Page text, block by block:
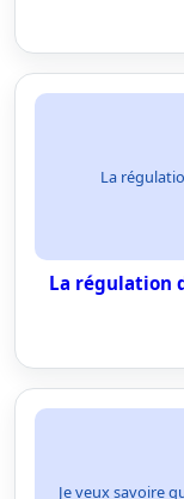
La
La régulation
Je veux savoire